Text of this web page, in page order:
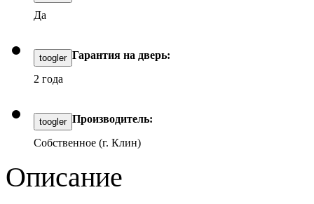
Да
toogler Гарантия на дверь:
2 года
toogler Производитель:
Собственное (г. Клин)
Описание